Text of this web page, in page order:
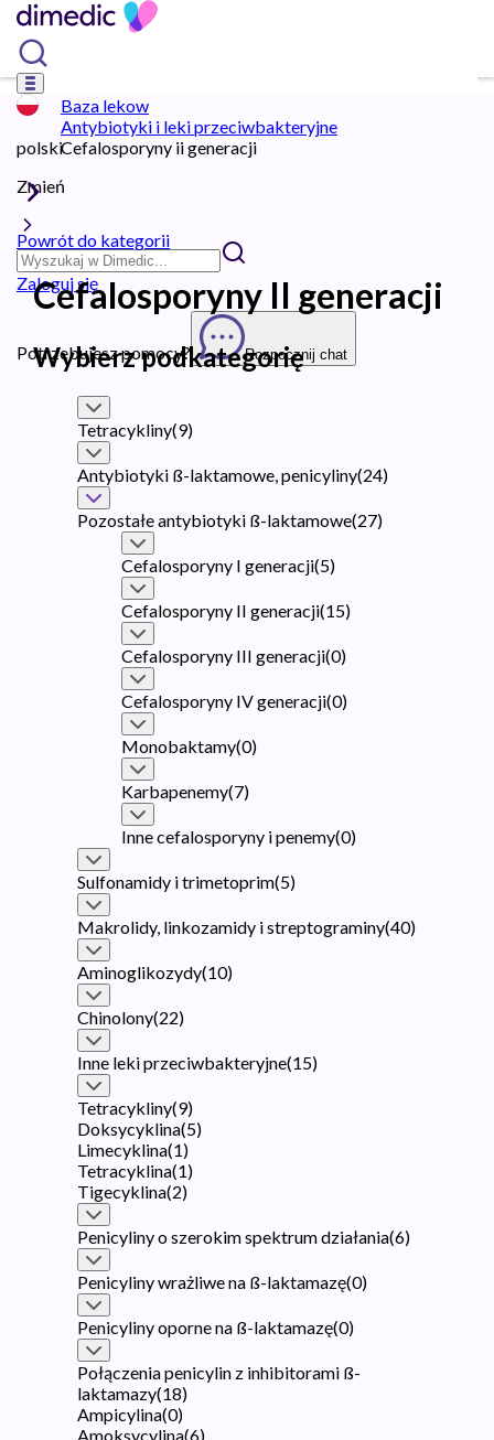
polski
Zmień
Zaloguj się
Potrzebujesz pomocy? Rozpocznij chat
Baza lekow
Antybiotyki i leki przeciwbakteryjne
Cefalosporyny ii generacji
Powrót do kategorii
Cefalosporyny II generacji
Wybierz podkategorię
Tetracykliny(9)
Antybiotyki ß-laktamowe, penicyliny(24)
Pozostałe antybiotyki ß-laktamowe(27)
Cefalosporyny I generacji(5)
Cefalosporyny II generacji(15)
Cefalosporyny III generacji(0)
Cefalosporyny IV generacji(0)
Monobaktamy(0)
Karbapenemy(7)
Inne cefalosporyny i penemy(0)
Sulfonamidy i trimetoprim(5)
Makrolidy, linkozamidy i streptograminy(40)
Aminoglikozydy(10)
Chinolony(22)
Inne leki przeciwbakteryjne(15)
Tetracykliny(9)
Doksycyklina(5)
Limecyklina(1)
Tetracyklina(1)
Tigecyklina(2)
Penicyliny o szerokim spektrum działania(6)
Penicyliny wrażliwe na ß-laktamazę(0)
Penicyliny oporne na ß-laktamazę(0)
Połączenia penicylin z inhibitorami ß-
laktamazy(18)
Ampicylina(0)
Amoksycylina(6)